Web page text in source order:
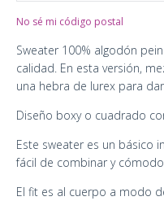
No sé mi código postal
Sweater 100% algodón
calidad. En esta versión,
una hebra de lurex para
Diseño boxy o cuadrado
Este sweater es un básico
fácil de combinar y
El fit es al cuerpo a modo